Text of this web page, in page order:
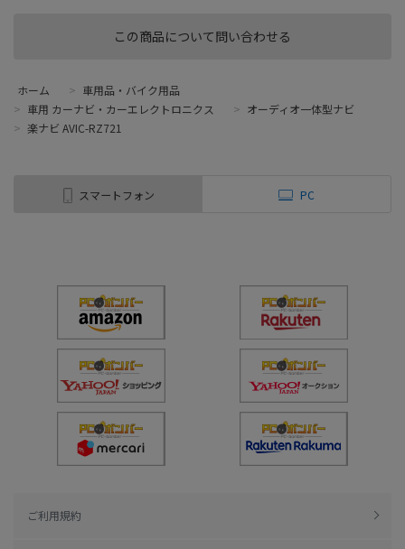
この商品について問い合わせる
ホーム > 車用品・バイク用品
> 車用 カーナビ・カーエレクトロニクス > オーディオ一体型ナビ
> 楽ナビ AVIC-RZ721
スマートフォン PC
ご利用規約